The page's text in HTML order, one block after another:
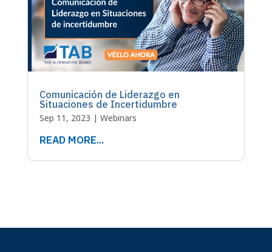
Comunicación de Liderazgo en
Situaciones de Incertidumbre
Sep 11, 2023 | Webinars
READ MORE...